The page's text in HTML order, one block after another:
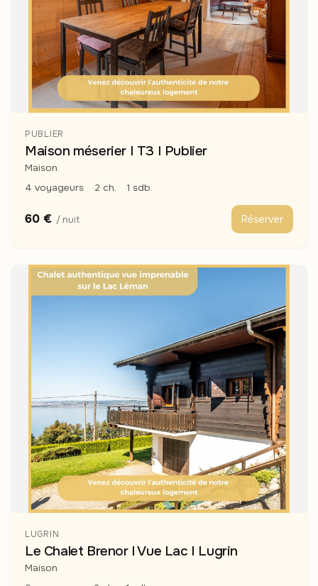
PUBLIER
Maison méserier I T3 I Publier
Maison
4 voyageurs
2 ch. 1 sdb.
60 € / nuit Réserver
LUGRIN
Le Chalet Brenor I Vue Lac I Lugrin
Maison